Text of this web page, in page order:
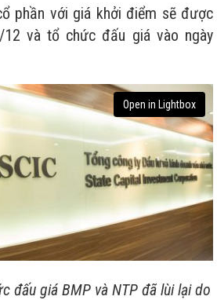
phần với giá khởi điểm sẽ được
và tổ chức đấu giá vào ngày
Open in Lightbox
đấu giá BMP và NTP đã lùi lại do